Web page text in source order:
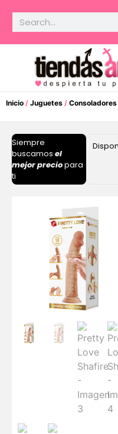
Inicio / Juguetes /
Siempre
buscamos el
mejor preciopara
ti